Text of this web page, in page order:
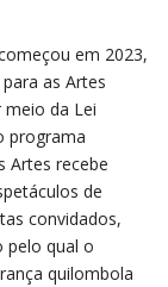
em 2023,
as Artes
meio da Lei
programa
Artes recebe
de
convidados,
pelo qual o
quilombola